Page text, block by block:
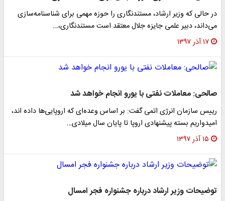
حالی که وزیر ارشاد، مستندنگاری را حوزه مهمی برای شناسنامه‌سازی
دبیر علمی جایزه جلال معتقد است مستندنگاری،…
۱۷ آذر ۱۳۹۷
معاملات نفتی با یورو انجام خواهد شد
سازمان انرژی اتمی گفت: بر اساس وعده‌ای که اروپایی‌ها داده اند،
بسته پیشنهادی اروپا تا پایان سال میلادی…
۱۵ آذر ۱۳۹۷
وزیر ارشاد درباره جشنواره فجر امسال